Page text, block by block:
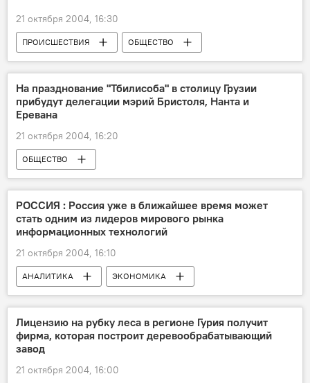
21 октября 2004, 16:30
ПРОИСШЕСТВИЯ ОБЩЕСТВО
На празднование "Тбилисоба" в столицу Грузии
прибудут делегации мэрий Бристоля, Нанта и
Еревана
21 октября 2004, 16:20
ОБЩЕСТВО
РОССИЯ : Россия уже в ближайшее время может
стать одним из лидеров мирового рынка
информационных технологий
21 октября 2004, 16:10
АНАЛИТИКА
ЭКОНОМИКА
ОБЩЕСТВО
Лицензию на рубку леса в регионе Гурия получит
фирма, которая построит деревообрабатывающий
завод
21 октября 2004, 16:00